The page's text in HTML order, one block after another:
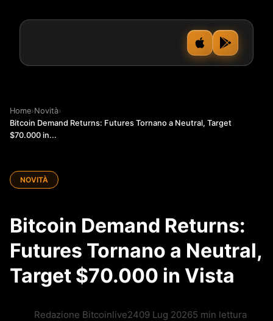
Home›Novità›
Bitcoin Demand Returns: Futures Tornano a Neutral, Target
$70.000 in...
NOVITÀ
Bitcoin Demand Returns:
Futures Tornano a Neutral,
Target $70.000 in Vista
Redazione Bitcoinlive2409 Lug 20265 min lettura